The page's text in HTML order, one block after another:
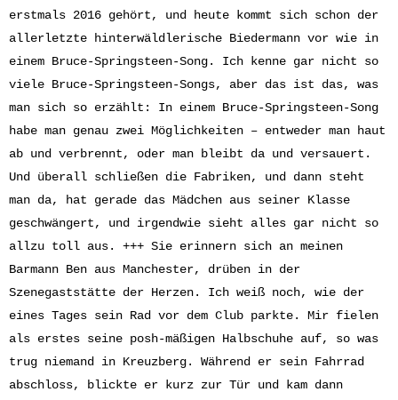
erstmals 2016 gehört, und heute kommt sich schon der
allerletzte hinterwäldlerische Biedermann vor wie in
einem Bruce-Springsteen-Song. Ich kenne gar nicht so
viele Bruce-Springsteen-Songs, aber das ist das, was
man sich so erzählt: In einem Bruce-Springsteen-Song
habe man genau zwei Möglichkeiten – entweder man haut
ab und verbrennt, oder man bleibt da und versauert.
Und überall schließen die Fabriken, und dann steht
man da, hat gerade das Mädchen aus seiner Klasse
geschwängert, und irgendwie sieht alles gar nicht so
allzu toll aus. +++ Sie erinnern sich an meinen
Barmann Ben aus Manchester, drüben in der
Szenegaststätte der Herzen. Ich weiß noch, wie der
eines Tages sein Rad vor dem Club parkte. Mir fielen
als erstes seine posh-mäßigen Halbschuhe auf, so was
trug niemand in Kreuzberg. Während er sein Fahrrad
abschloss, blickte er kurz zur Tür und kam dann